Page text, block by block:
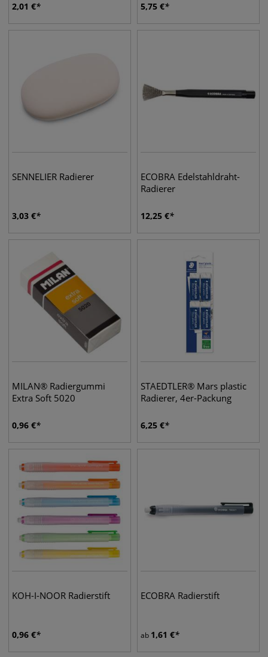
2,01 € 5,75 €
SENNELIER Radierer
3,03 €
ECOBRA Edelstahldraht-
Radierer
12,25 €
MILAN® Radiergummi
Extra Soft 5020
0,96 €
STAEDTLER® Mars plastic
Radierer, 4er-Packung
6,25 €
KOH-I-NOOR Radierstift
0,96 €
ECOBRA Radierstift
ab 1,61 €